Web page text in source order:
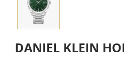
DANIEL KLEIN